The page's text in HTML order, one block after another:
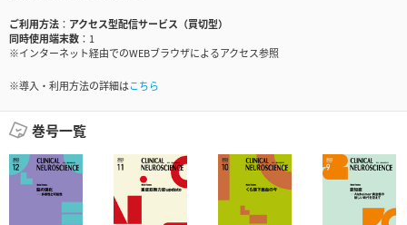
ご利用方法
アクセス型配信サービス（買切型）
同時使用端末数
1
※インターネット経由でのWEBブラウザによるアクセス参照
※導入・利用方法の詳細はこちら
巻号一覧